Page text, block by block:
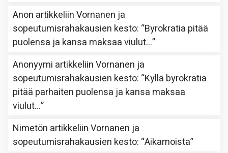
Anon artikkeliinVornanen ja
sopeutumisrahakausien kesto: “Byrokratia pitää
puolensa ja kansa maksaa viulut…”
Anonyymi artikkeliinVornanen ja
sopeutumisrahakausien kesto: “Kyllä byrokratia
pitää parhaiten puolensa ja kansa maksaa
viulut…”
Nimetön artikkeliinVornanen ja
sopeutumisrahakausien kesto: “Aikamoista”